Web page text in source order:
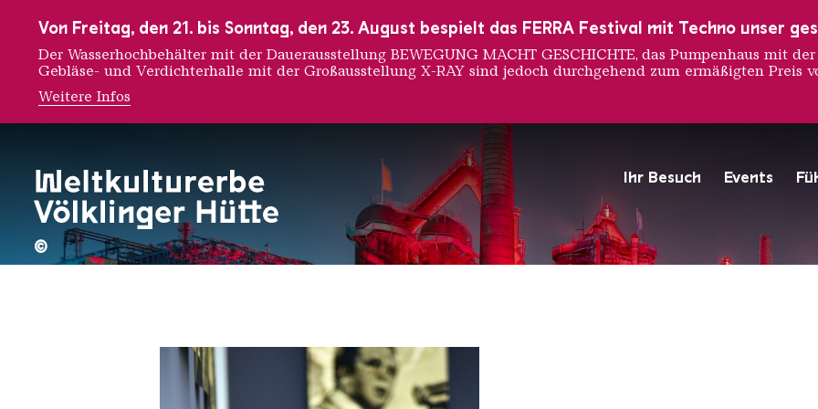
Ihr Besuch Events
Voluspa Jarpa
Hochofengruppe in Rot
Copyright: Weltkulturerbe
©
Von Freitag, den 21. bis Sonntag, den 23. August bespielt das FERRA Festival mit Techno unser
Der Wasserhochbehälter mit der Dauerausstellung BEWEGUNG MACHT GESCHICHTE, das Pumpenhaus mit
Gebläse- und Verdichterhalle mit der Großausstellung X-RAY sind jedoch durchgehend zum ermäßigten Preis
Weitere Infos